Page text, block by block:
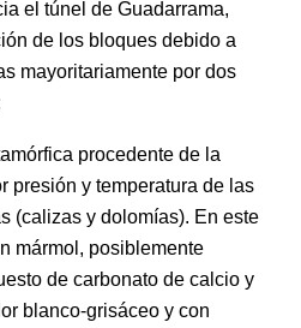
el túnel de Guadarrama,
de los bloques debido a
mayoritariamente por dos
procedente de la
presión y temperatura de las
(calizas y dolomías). En este
mármol, posiblemente
de carbonato de calcio y
blanco-grisáceo y con